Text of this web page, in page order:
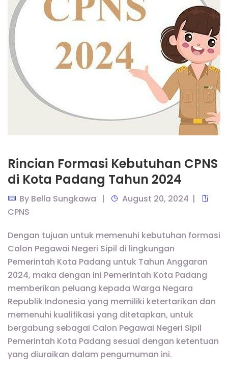
Rincian Formasi Kebutuhan CPNS
di Kota Padang Tahun 2024
By Bella Sungkawa
August 20, 2024
CPNS
Dengan tujuan untuk memenuhi kebutuhan formasi
Calon Pegawai Negeri Sipil di lingkungan
Pemerintah Kota Padang untuk Tahun Anggaran
2024, maka dengan ini Pemerintah Kota Padang
memberikan peluang kepada Warga Negara
Republik Indonesia yang memiliki ketertarikan dan
memenuhi kualifikasi yang ditetapkan, untuk
bergabung sebagai Calon Pegawai Negeri Sipil
Pemerintah Kota Padang sesuai dengan ketentuan
yang diuraikan dalam pengumuman ini.